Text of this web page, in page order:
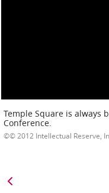
Temple Square is always
Conference.
© 2012 Intellectual Reserve,